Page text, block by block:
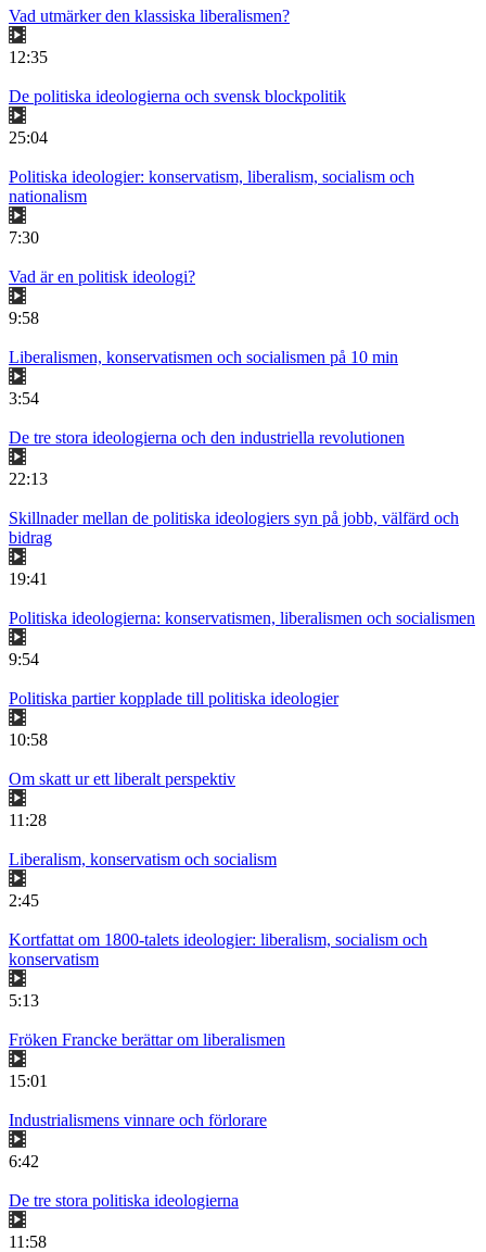
Vad utmärker den klassiska liberalismen?
12:35
De politiska ideologierna och svensk blockpolitik
25:04
Politiska ideologier: konservatism, liberalism, socialism och
nationalism
7:30
Vad är en politisk ideologi?
9:58
Liberalismen, konservatismen och socialismen på 10 min
3:54
De tre stora ideologierna och den industriella revolutionen
22:13
Skillnader mellan de politiska ideologiers syn på jobb, välfärd och
bidrag
19:41
Politiska ideologierna: konservatismen, liberalismen och socialismen
9:54
Politiska partier kopplade till politiska ideologier
10:58
Om skatt ur ett liberalt perspektiv
11:28
Liberalism, konservatism och socialism
2:45
Kortfattat om 1800-talets ideologier: liberalism, socialism och
konservatism
5:13
Fröken Francke berättar om liberalismen
15:01
Industrialismens vinnare och förlorare
6:42
De tre stora politiska ideologierna
11:58